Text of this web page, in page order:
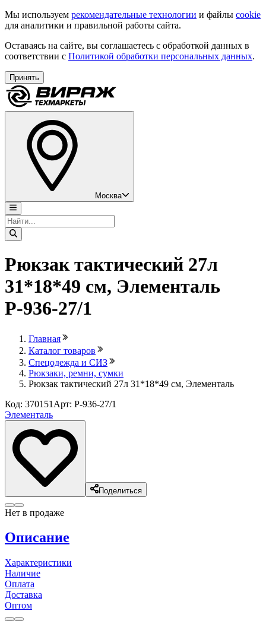
Мы используем рекомендательные технологии и файлы cookie
для аналитики и правильной работы сайта.
Оставаясь на сайте, вы соглашаетесь с обработкой данных в
соответствии с Политикой обработки персональных данных.
Принять
Москва
Рюкзак тактический 27л
31*18*49 см, Элементаль
Р-936-27/1
Главная
Каталог товаров
Спецодежда и СИЗ
Рюкзаки, ремни, сумки
Рюкзак тактический 27л 31*18*49 см, Элементаль
Код: 370151 Арт: Р-936-27/1
Элементаль
Поделиться
Нет в продаже
Описание
Характеристики
Наличие
Оплата
Доставка
Оптом